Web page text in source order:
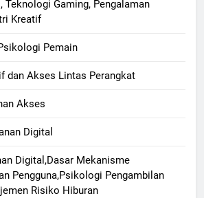
Teknologi Gaming, Pengalaman
Kreatif
Pemain
dan Akses Lintas Perangkat
Akses
Digital
Digital,Dasar Mekanisme
Pengguna,Psikologi Pengambilan
Risiko Hiburan